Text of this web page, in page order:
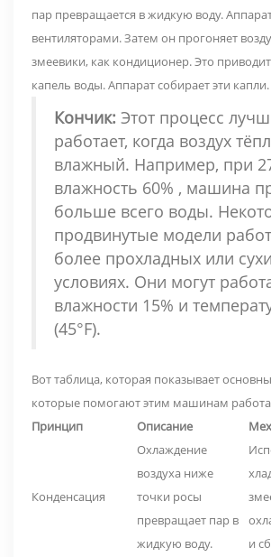
пар превращается в жидкую воду.
вентиляторами. Затем он прогоняет
змеевики, как кондиционер. Это
капель воды. Аппарат собирает эти капли.
Кончик: Этот процесс
работает, когда воздух
влажный. Например, при
влажность 60% , машина
больше всего воды.
продвинутые модели
более прохладных или
условиях. Они могут
влажности 15% и
(45°F).
Вот таблица, которая показывает
которые помогают этим машинам
Принцип
Описание
Конденсация
Охлаждение
воздуха ниже
точки росы
превращает пар в
жидкую воду.
и